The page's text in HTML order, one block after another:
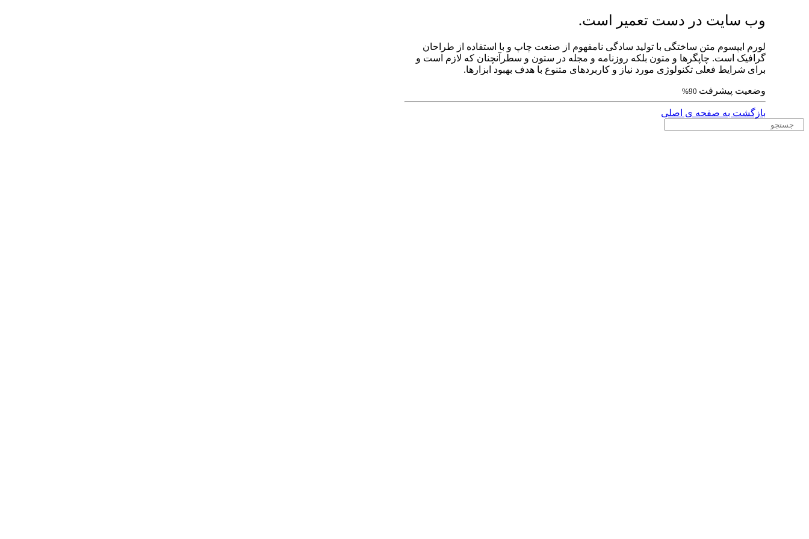
وب سایت در دست تعمیر است.
لورم ایپسوم متن ساختگی با تولید سادگی نامفهوم از صنعت چاپ و با استفاده از طراحان
گرافیک است. چاپگرها و متون بلکه روزنامه و مجله در ستون و سطرآنچنان که لازم است و
برای شرایط فعلی تکنولوژی مورد نیاز و کاربردهای متنوع با هدف بهبود ابزارها.
وضعیت پیشرفت 90%
بازگشت به صفحه ی اصلی